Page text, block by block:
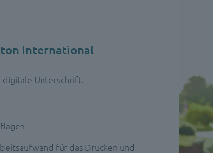
International
digitale Unterschrift.
für das Drucken und